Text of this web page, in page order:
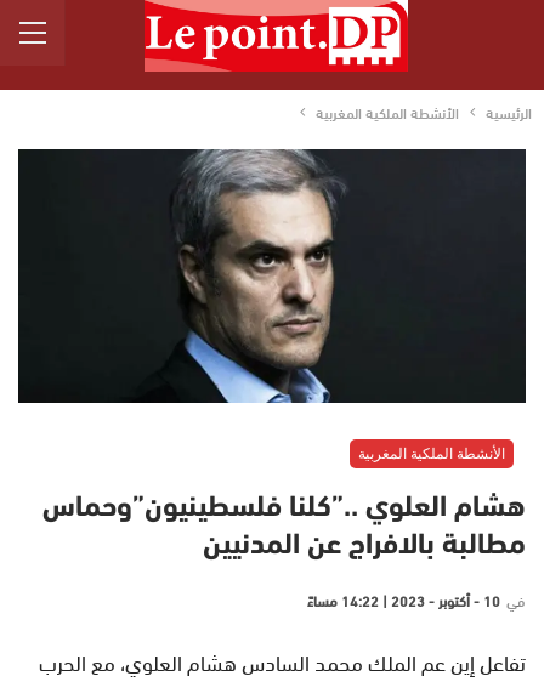
الرئيسية الأنشطة الملكية المغربية
الأنشطة الملكية المغربية
هشام العلوي ..”كلنا فلسطينيون”وحماس
مطالبة بالافراج عن المدنيين
في 10 - أكتوبر - 2023 | 14:22 مساءً
تفاعل إين عم الملك محمد السادس هشام العلوي، مع الحرب